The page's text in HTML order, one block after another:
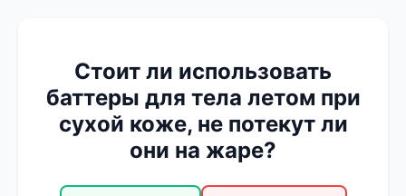
Стоит ли использовать
баттеры для тела летом при
сухой коже, не потекут ли
они на жаре?